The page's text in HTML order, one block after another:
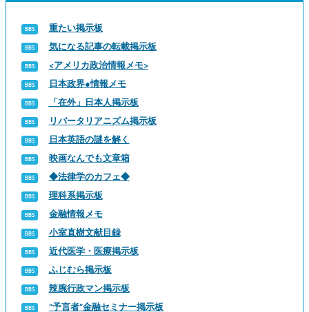
重たい掲示板
気になる記事の転載掲示板
<アメリカ政治情報メモ>
日本政界●情報メモ
「在外」日本人掲示板
リバータリアニズム掲示板
日本英語の謎を解く
映画なんでも文章箱
◆法律学のカフェ◆
理科系掲示板
金融情報メモ
小室直樹文献目録
近代医学・医療掲示板
ふじむら掲示板
辣腕行政マン掲示板
“予言者”金融セミナー掲示板